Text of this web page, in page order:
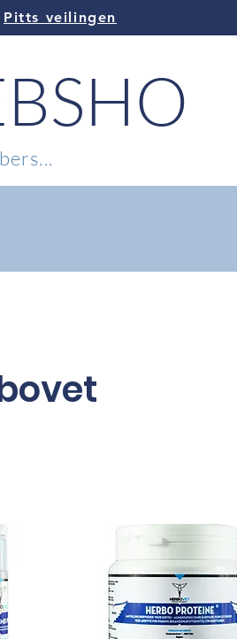
Pitts veilingen